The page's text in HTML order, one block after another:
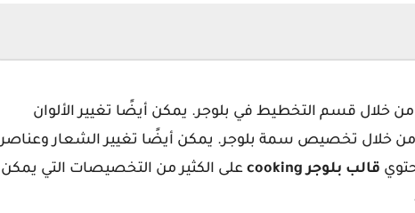
خلال قسم التخطيط في بلوجر. يمكن أيضًا تغيير الألوان
من خلال تخصيص سمة بلوجر. يمكن أيضًا تغيير الشعار وعناصر
قالب بلوجر cooking على الكثير من التخصيصات التي يمكن